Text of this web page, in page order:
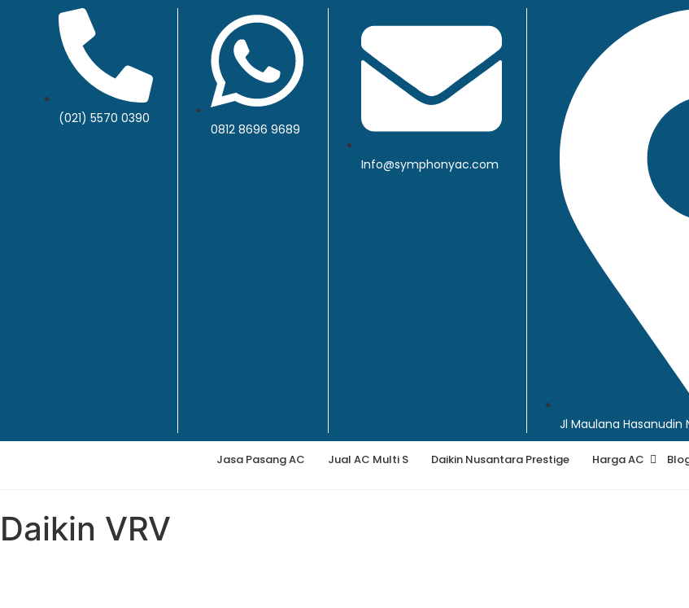
(021) 5570 0390
0812 8696 9689
Info@symphonyac.com
Jl Maulana Hasanudin
Jasa Pasang AC Jual AC Multi S Daikin Nusantara Prestige Harga AC
Daikin VRV